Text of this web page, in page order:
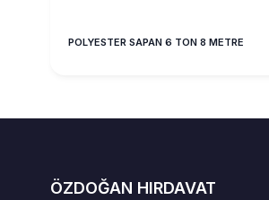
POLYESTER SAPAN 6 TON 8 METRE
ÖZDOĞAN HIRDAVAT